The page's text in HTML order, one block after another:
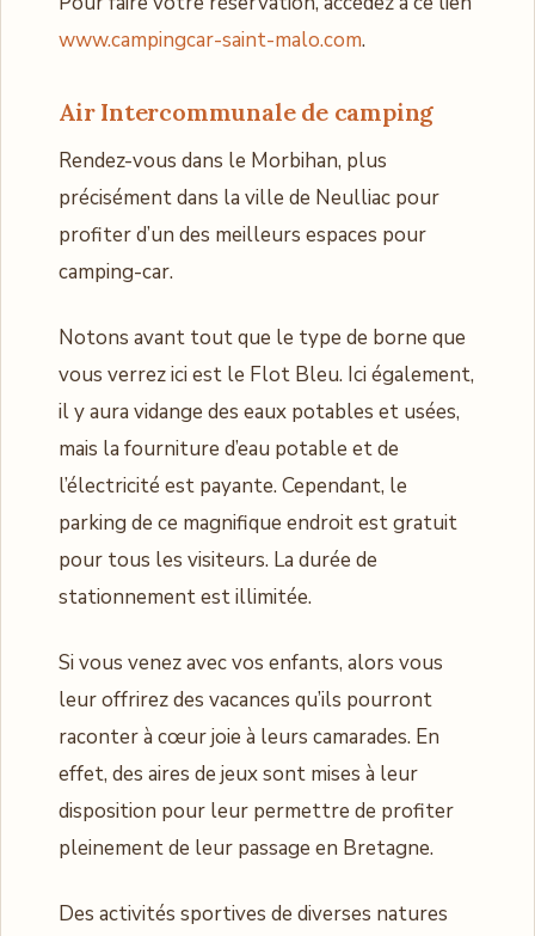
www.campingcar-saint-malo.com.
Air Intercommunalede camping
Rendez-vous dans le Morbihan, plus
précisément dans la ville de Neulliac pour
profiter d’un des meilleurs espaces pour
camping-car.
Notons avant tout que le type de borne que
vous verrez ici est le Flot Bleu. Ici également,
il y aura vidange des eaux potables et usées,
mais la fourniture d’eau potable et de
l’électricité est payante. Cependant, le
parking de ce magnifique endroit est gratuit
pour tous les visiteurs. La durée de
stationnement est illimitée.
Si vous venez avec vos enfants, alors vous
leur offrirez des vacances qu’ils pourront
raconter à cœur joie à leurs camarades. En
effet, des aires de jeux sont mises à leur
disposition pour leur permettre de profiter
pleinement de leur passage en Bretagne.
Des activités sportives de diverses natures